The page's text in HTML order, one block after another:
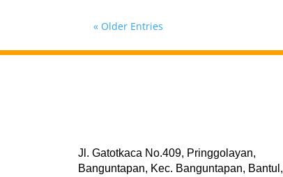
« Older Entries
Jl. Gatotkaca No.409, Pringgolayan,
Banguntapan, Kec. Banguntapan, Bantul,